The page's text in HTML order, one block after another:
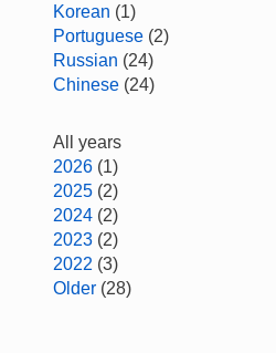
Korean (1)
Portuguese (2)
Russian (24)
Chinese (24)
All years
2026 (1)
2025 (2)
2024 (2)
2023 (2)
2022 (3)
Older (28)